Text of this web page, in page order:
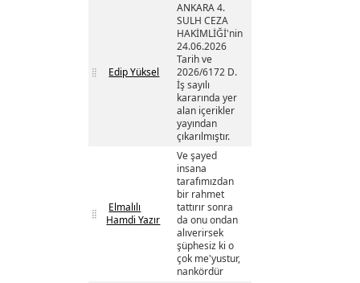
Edip Yüksel
ANKARA 4.
SULH CEZA
HAKİMLİĞİ'nin
24.06.2026
Tarih ve
2026/6172 D.
İş sayılı
kararında yer
alan içerikler
yayından
çıkarılmıştır.
Elmalılı
Hamdi Yazır
Ve şayed
insana
tarafımızdan
bir rahmet
tattırır sonra
da onu ondan
alıverirsek
şüphesiz ki o
çok me'yustur,
nankördür